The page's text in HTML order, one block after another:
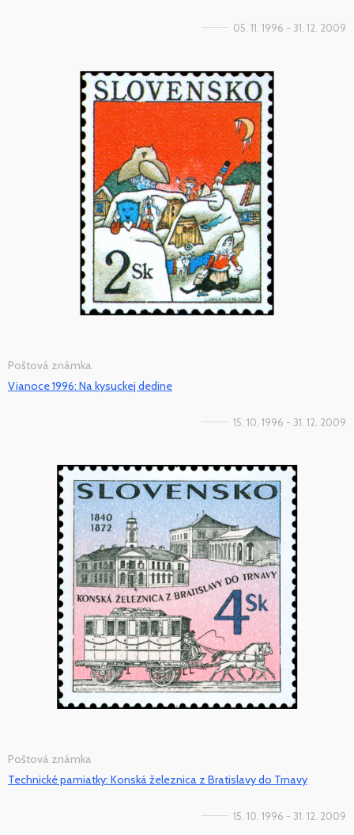
05. 11. 1996 - 31. 12. 2009
Poštová známka
Vianoce 1996: Na kysuckej dedine
15. 10. 1996 - 31. 12. 2009
Poštová známka
Technické pamiatky: Konská železnica z Bratislavy do Trnavy
15. 10. 1996 - 31. 12. 2009